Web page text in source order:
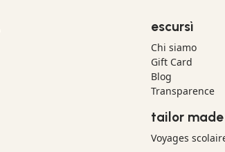
escursì
Chi siamo
Gift Card
Blog
Transparence
tailor made
Voyages